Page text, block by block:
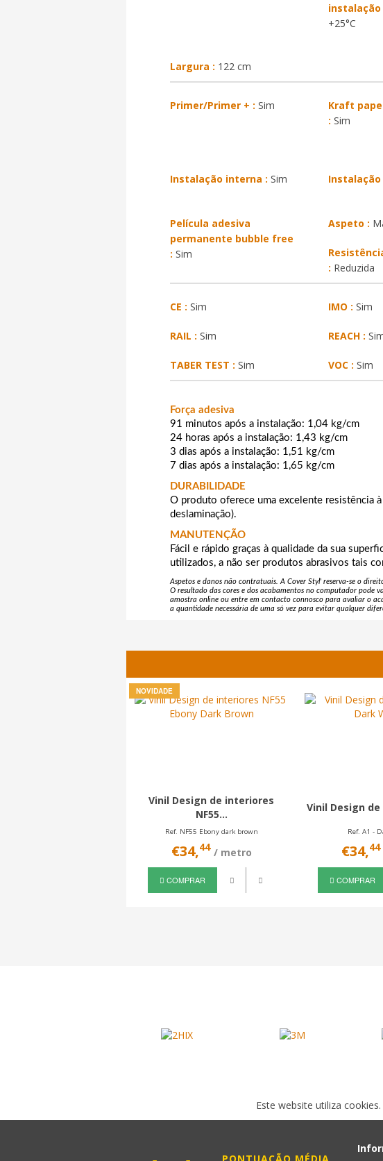
instalação
+25°C
Largura : 122 cm
Primer/Primer + : Sim
Kraft
: Sim
Instalação interna : Sim
Película adesiva
permanente bubble free
: Sim
Aspeto :
: Reduzida
CE : Sim IMO : Sim
RAIL : Sim REACH :
TABER TEST : Sim VOC : Sim
Força adesiva
91 minutos após a instalação: 1,04 kg/cm
24 horas após a instalação: 1,43 kg/cm
3 dias após a instalação: 1,51 kg/cm
7 dias após a instalação: 1,65 kg/cm
DURABILIDADE
O produto oferece uma excelente resistência
deslaminação).
MANUTENÇÃO
Fácil e rápido graças à qualidade da sua
utilizados, a não ser produtos abrasivos tais
Aspetos e danos não contratuais. A Cover Styl' reserva-se o
O resultado das cores e dos acabamentos no computador pode
amostra online ou entre em contacto connosco para avaliar o
a quantidade necessária de uma só vez para evitar qualquer
NOVIDADE
Vinil Design de interiores
NF55...
Ref. NF55 Ebony dark brown
€34,44 / metro
COMPRAR
Vinil Design
Ref. A1 -
€34,44
COMPRAR
Este website utiliza cookies.